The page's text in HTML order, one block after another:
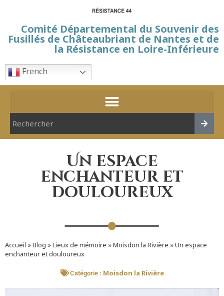
Comité Départemental du Souvenir des
Fusillés de Châteaubriant de Nantes et de
la Résistance en Loire-Inférieure
French
Un espace
enchanteur et
douloureux
Accueil »Blog »Lieux de mémoire »Moisdon la Rivière »Un espace
enchanteur et douloureux
Catégorie : Moisdon la Rivière